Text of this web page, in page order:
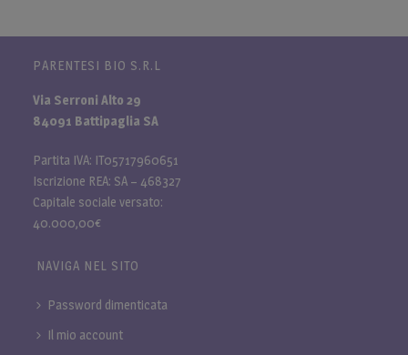
PARENTESI BIO S.R.L
Via Serroni Alto 29
84091 Battipaglia SA
Partita IVA: IT05717960651
Iscrizione REA: SA – 468327
Capitale sociale versato:
40.000,00€
NAVIGA NEL SITO
Password dimenticata
Il mio account